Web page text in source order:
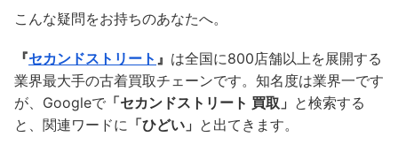
こんな疑問をお持ちのあなたへ。
『セカンドストリート 』 は全国に800店舗以上を展開する
業界最大手の古着買取チェーンです。知名度は業界一です
が、Googleで 「セカンドストリート 買取」 と検索する
と、関連ワードに 「ひどい」 と出てきます。